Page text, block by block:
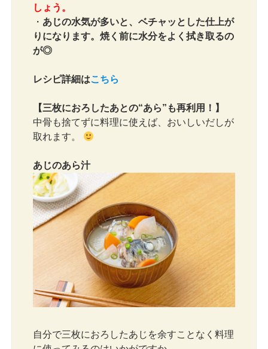
しょう。
・ あじの水気が多いと、ベチャッとした仕上が
りになります。焼く前に水分をよく拭き取るの
が◎
レシピ詳細はこちら
【三枚におろしたあとの“あら”も再利用！】
中骨も捨てずに料理に使えば、おいしいだしが
取れます。
あじのあら汁
自分で三枚におろしたあじを余すことなく料理